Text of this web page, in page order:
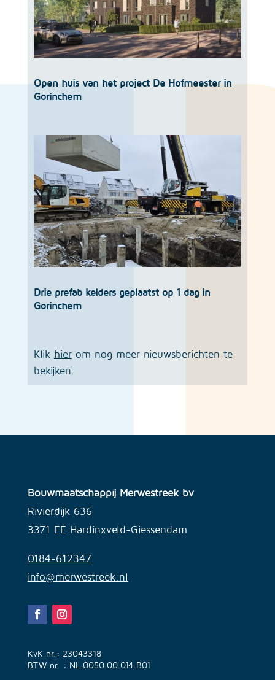
Open huis van het project De Hofmeester in
Gorinchem
Drie prefab kelders geplaatst op 1 dag in
Gorinchem
Klik hierom nog meer nieuwsberichten te
bekijken.
Bouwmaatschappij Merwestreek bv
Rivierdijk 636
3371 EE Hardinxveld-Giessendam
0184-612347
info@merwestreek.nl
KvK nr.: 23043318
BTW nr. : NL.0050.00.014.B01